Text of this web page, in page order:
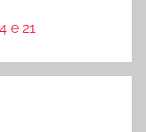
e 21